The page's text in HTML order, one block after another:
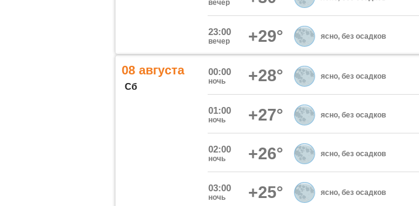
вечер
23:00
вечер +29° ясно, без осадков
08 августа
Сб
00:00
ночь +28° ясно, без осадков
01:00
ночь +27° ясно, без осадков
02:00
ночь +26° ясно, без осадков
03:00
ночь +25° ясно, без осадков